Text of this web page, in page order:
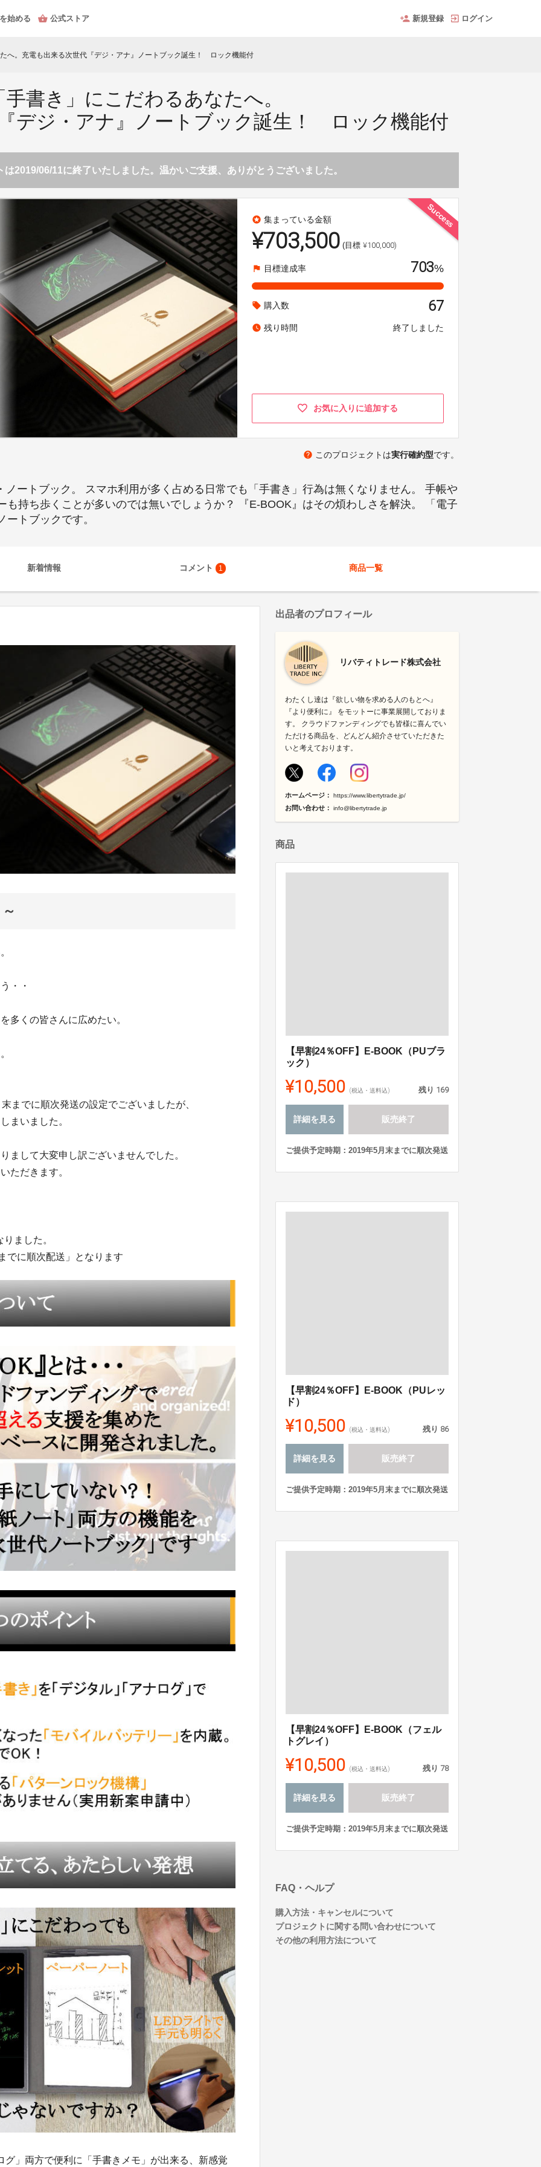
始める 公式ストア 新規登録 ログイン
へ。充電も出来る次世代『デジ・アナ』ノートブック誕生！ ロック機能付
手書き」にこだわるあなたへ。
デジ・アナ』ノートブック誕生！ ロック機能付
は2019/06/11に終了いたしました。温かいご支援、ありがとうございました。
Success
stars 集まっている金額
¥703,500 (目標 ¥100,000)
flag 目標達成率 703%
local_offer 購入数 67
watch_later 残り時間 終了しました
お気に入りに追加する
help このプロジェクトは実行確約型です。
ートブック。 スマホ利用が多く占める日常でも「手書き」行為は無くなりません。 手帳や
も持ち歩くことが多いのでは無いでしょうか？ 『E-BOOK』はその煩わしさを解決。 「電子
トブックです。
新着情報 コメント 1 商品一覧
・・
多くの皆さんに広めたい。
までに順次発送の設定でございましたが、
まいました。
まして大変申し訳ございませんでした。
ただきます。
ました。
でに順次配送」となります
」両方で便利に「手書きメモ」が出来る、新感覚
出品者のプロフィール
リバティトレード株式会社
わたくし達は『欲しい物を求める人のもとへ』
『より便利に』 をモットーに事業展開しておりま
す。 クラウドファンディングでも皆様に喜んでい
ただける商品を、どんどん紹介させていただきた
いと考えております。
ホームページ： https://www.libertytrade.jp/
お問い合わせ： info@libertytrade.jp
商品
【早割24％OFF】E-BOOK（PUブラ
ック）
¥10,500 (税込・送料込) 残り 169
詳細を見る 販売終了
ご提供予定時期：2019年5月末までに順次発送
【早割24％OFF】E-BOOK（PUレッ
ド）
¥10,500 (税込・送料込) 残り 86
詳細を見る 販売終了
ご提供予定時期：2019年5月末までに順次発送
【早割24％OFF】E-BOOK（フェル
トグレイ）
¥10,500 (税込・送料込) 残り 78
詳細を見る 販売終了
ご提供予定時期：2019年5月末までに順次発送
FAQ・ヘルプ
購入方法・キャンセルについて
プロジェクトに関する問い合わせについて
その他の利用方法について